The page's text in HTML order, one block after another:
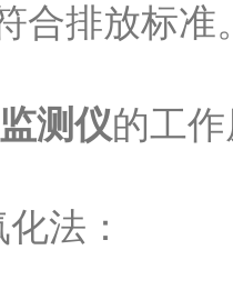
合排放标准
测仪的工
法：